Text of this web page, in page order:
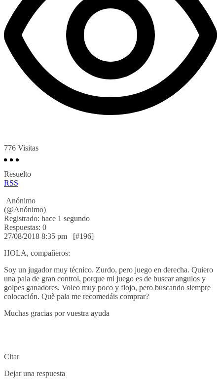
776 Visitas
Resuelto
RSS
Anónimo
(@Anónimo)
Registrado: hace 1 segundo
Respuestas: 0
27/08/2018 8:35 pm
[#196]
HOLA, compañeros:
Soy un jugador muy técnico. Zurdo, pero juego en derecha. Quiero
una pala de gran control, porque mi juego es de buscar angulos y
golpes ganadores. Voleo muy poco y flojo, pero buscando siempre
colocación. Què pala me recomedáis comprar?
Muchas gracias por vuestra ayuda
Citar
Dejar una respuesta